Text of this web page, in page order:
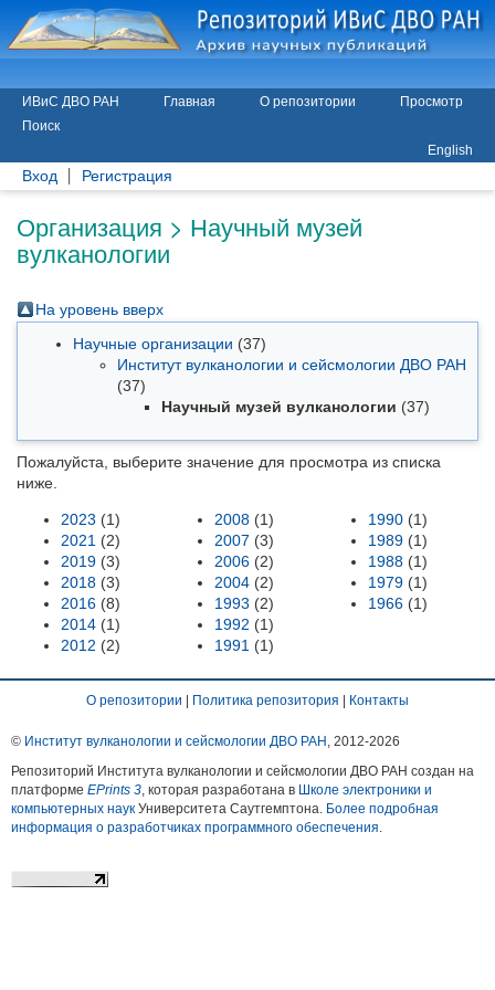
ИВиС ДВО РАН Главная О репозитории
Просмотр
Поиск
English
Вход Регистрация
Организация > Научный музей
вулканологии
На уровень вверх
Научные организации (37)
Институт вулканологии и сейсмологии ДВО РАН
(37)
Научный музей вулканологии (37)
Пожалуйста, выберите значение для просмотра из списка
ниже.
2023 (1)
2021 (2)
2019 (3)
2018 (3)
2016 (8)
2014 (1)
2012 (2)
2008 (1)
2007 (3)
2006 (2)
2004 (2)
1993 (2)
1992 (1)
1991 (1)
1990 (1)
1989 (1)
1988 (1)
1979 (1)
1966 (1)
О репозитории Политика репозитория Контакты
© Институт вулканологии и сейсмологии ДВО РАН , 2012-2026
Репозиторий Института вулканологии и сейсмологии ДВО РАН создан на
платформе EPrints 3, которая разработана в Школе электроники и
компьютерных наук Университета Саутгемптона. Более подробная
информация о разработчиках программного обеспечения.